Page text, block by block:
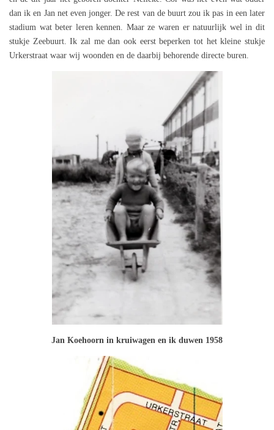
dan ik en Jan net even jonger. De rest van de buurt zou ik pas in een later
stadium wat beter leren kennen. Maar ze waren er natuurlijk wel in dit
stukje Zeebuurt. Ik zal me dan ook eerst beperken tot het kleine stukje
Urkerstraat waar wij woonden en de daarbij behorende directe buren.
Jan Koehoorn in kruiwagen en ik duwen 1958